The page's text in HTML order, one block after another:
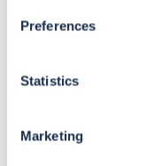
Preferences
Statistics
Marketing
l’exclusivité
une
immobilière